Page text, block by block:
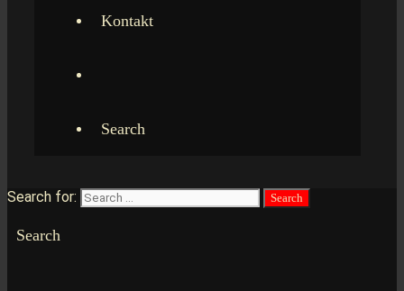
Kontakt
Search
Search for:
Search